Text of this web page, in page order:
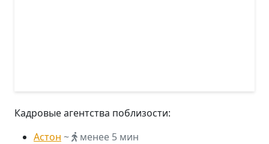
Кадровые агентства поблизости:
Астон ~
менее 5 мин